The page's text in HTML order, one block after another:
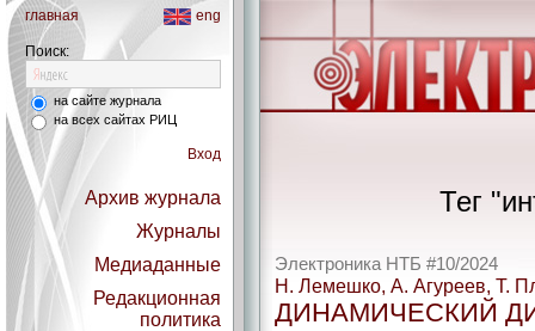
главная eng
Поиск:
на сайте журнала
на всех сайтах РИЦ
Вход
Архив журнала
Журналы
Медиаданные
Редакционная
политика
Тег
Электроника НТБ #10/2024
Н. Лемешко, А. Агуреев, Т.
ДИНАМИЧЕСКИЙ